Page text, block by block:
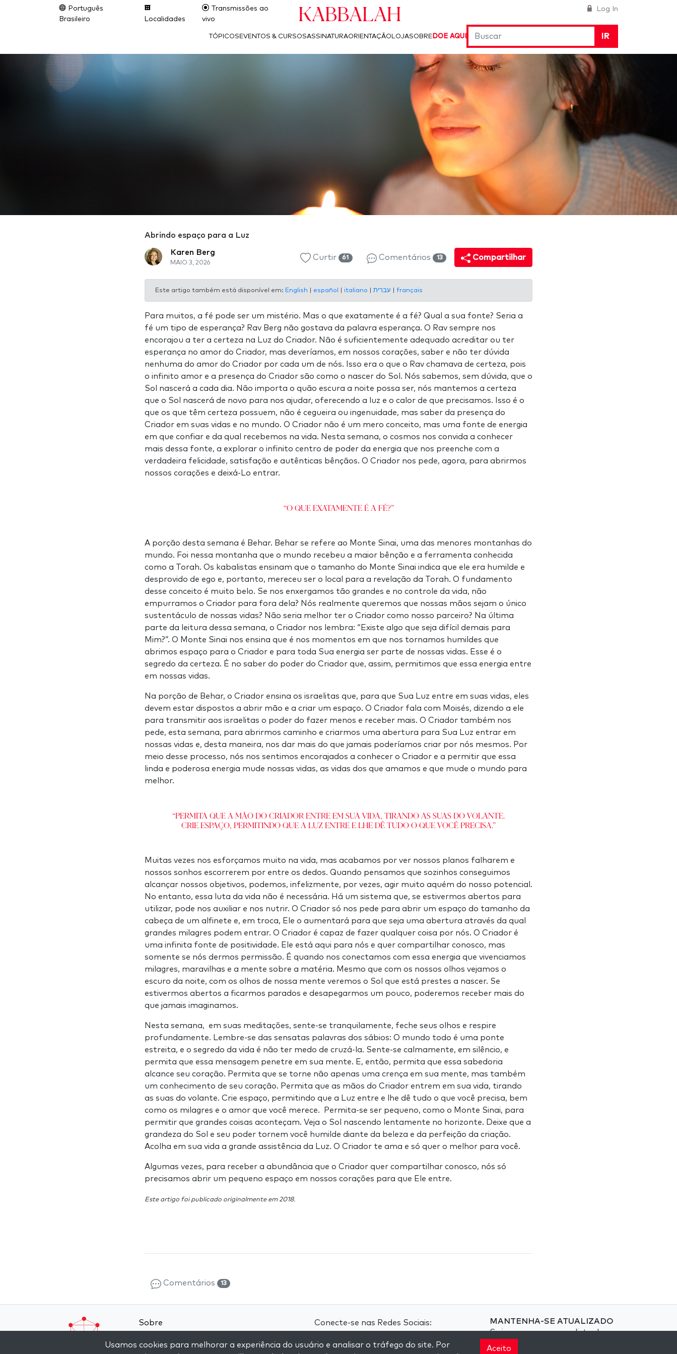
Log In
Português
Brasileiro
Localidades
Transmissões ao
vivo
Kabbalah
IR
TÓPICOS EVENTOS & CURSOSASSINATURAORIENTAÇÃO LOJASOBRE DOE AQUI
Abrindo espaço para a Luz
Karen Berg
MAIO 3, 2026
Curtir 61 Comentários 13 Compartilhar
Este artigo também está disponível em: English español italiano français
Para muitos, a fé pode ser um mistério. Mas o que exatamente é a fé? Qual a sua fonte? Seria a
fé um tipo de esperança? Rav Berg não gostava da palavra esperança. O Rav sempre nos
encorajou a ter a certeza na Luz do Criador. Não é suficientemente adequado acreditar ou ter
esperança no amor do Criador, mas deveríamos, em nossos corações, saber e não ter dúvida
nenhuma do amor do Criador por cada um de nós. Isso era o que o Rav chamava de certeza, pois
o infinito amor e a presença do Criador são como o nascer do Sol. Nós sabemos, sem dúvida, que o
Sol nascerá a cada dia. Não importa o quão escura a noite possa ser, nós mantemos a certeza
que o Sol nascerá de novo para nos ajudar, oferecendo a luz e o calor de que precisamos. Isso é o
que os que têm certeza possuem, não é cegueira ou ingenuidade, mas saber da presença do
Criador em suas vidas e no mundo. O Criador não é um mero conceito, mas uma fonte de energia
em que confiar e da qual recebemos na vida. Nesta semana, o cosmos nos convida a conhecer
mais dessa fonte, a explorar o infinito centro de poder da energia que nos preenche com a
verdadeira felicidade, satisfação e autênticas bênçãos. O Criador nos pede, agora, para abrirmos
nossos corações e deixá-Lo entrar.
“O que exatamente é a fé?”
A porção desta semana é Behar. Behar se refere ao Monte Sinai, uma das menores montanhas do
mundo. Foi nessa montanha que o mundo recebeu a maior bênção e a ferramenta conhecida
como a Torah. Os kabalistas ensinam que o tamanho do Monte Sinai indica que ele era humilde e
desprovido de ego e, portanto, mereceu ser o local para a revelação da Torah. O fundamento
desse conceito é muito belo. Se nos enxergamos tão grandes e no controle da vida, não
empurramos o Criador para fora dela? Nós realmente queremos que nossas mãos sejam o único
sustentáculo de nossas vidas? Não seria melhor ter o Criador como nosso parceiro? Na última
parte da leitura dessa semana, o Criador nos lembra: “Existe algo que seja difícil demais para
Mim?”. O Monte Sinai nos ensina que é nos momentos em que nos tornamos humildes que
abrimos espaço para o Criador e para toda Sua energia ser parte de nossas vidas. Esse é o
segredo da certeza. É no saber do poder do Criador que, assim, permitimos que essa energia entre
em nossas vidas.
Na porção de Behar, o Criador ensina os israelitas que, para que Sua Luz entre em suas vidas, eles
devem estar dispostos a abrir mão e a criar um espaço. O Criador fala com Moisés, dizendo a ele
para transmitir aos israelitas o poder do fazer menos e receber mais. O Criador também nos
pede, esta semana, para abrirmos caminho e criarmos uma abertura para Sua Luz entrar em
nossas vidas e, desta maneira, nos dar mais do que jamais poderíamos criar por nós mesmos. Por
meio desse processo, nós nos sentimos encorajados a conhecer o Criador e a permitir que essa
linda e poderosa energia mude nossas vidas, as vidas dos que amamos e que mude o mundo para
melhor.
“Permita que a mão do Criador entre em sua vida, tirando as suas do volante.
Crie espaço, permitindo que a Luz entre e lhe dê tudo o que você precisa.”
Muitas vezes nos esforçamos muito na vida, mas acabamos por ver nossos planos falharem e
nossos sonhos escorrerem por entre os dedos. Quando pensamos que sozinhos conseguimos
alcançar nossos objetivos, podemos, infelizmente, por vezes, agir muito aquém do nosso potencial.
No entanto, essa luta da vida não é necessária. Há um sistema que, se estivermos abertos para
utilizar, pode nos auxiliar e nos nutrir. O Criador só nos pede para abrir um espaço do tamanho da
cabeça de um alfinete e, em troca, Ele o aumentará para que seja uma abertura através da qual
grandes milagres podem entrar. O Criador é capaz de fazer qualquer coisa por nós. O Criador é
uma infinita fonte de positividade. Ele está aqui para nós e quer compartilhar conosco, mas
somente se nós dermos permissão. É quando nos conectamos com essa energia que vivenciamos
milagres, maravilhas e a mente sobre a matéria. Mesmo que com os nossos olhos vejamos o
escuro da noite, com os olhos de nossa mente veremos o Sol que está prestes a nascer. Se
estivermos abertos a ficarmos parados e desapegarmos um pouco, poderemos receber mais do
que jamais imaginamos.
Nesta semana, em suas meditações, sente-se tranquilamente, feche seus olhos e respire
profundamente. Lembre-se das sensatas palavras dos sábios: O mundo todo é uma ponte
estreita, e o segredo da vida é não ter medo de cruzá-la. Sente-se calmamente, em silêncio, e
permita que essa mensagem penetre em sua mente. E, então, permita que essa sabedoria
alcance seu coração. Permita que se torne não apenas uma crença em sua mente, mas também
um conhecimento de seu coração. Permita que as mãos do Criador entrem em sua vida, tirando
as suas do volante. Crie espaço, permitindo que a Luz entre e lhe dê tudo o que você precisa, bem
como os milagres e o amor que você merece. Permita-se ser pequeno, como o Monte Sinai, para
permitir que grandes coisas aconteçam. Veja o Sol nascendo lentamente no horizonte. Deixe que a
grandeza do Sol e seu poder tornem você humilde diante da beleza e da perfeição da criação.
Acolha em sua vida a grande assistência da Luz. O Criador te ama e só quer o melhor para você.
Algumas vezes, para receber a abundância que o Criador quer compartilhar conosco, nós só
precisamos abrir um pequeno espaço em nossos corações para que Ele entre.
Este artigo foi publicado originalmente em 2018.
Comentários 13
Sobre
Conecte-se nas Redes Sociais:
MANTENHA-SE ATUALIZADO
Se inscreva em nossa lista de
email e receba inspiração
Usamos cookies para melhorar a experiência do usuário e analisar o tráfego do site. Por
Aceito